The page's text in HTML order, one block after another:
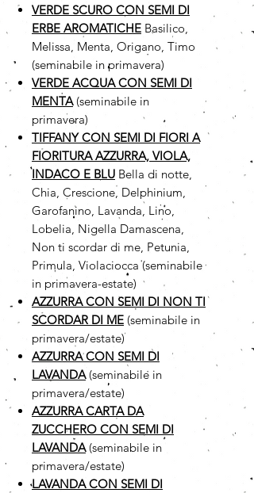
VERDE SCURO CON SEMI DI
ERBE AROMATICHE Basilico,
Melissa, Menta, Origano, Timo
(seminabile in primavera)
VERDE ACQUA CON SEMI DI
MENTA(seminabile in
primavera)
TIFFANY CON SEMI DI FIORI A
FIORITURA AZZURRA, VIOLA,
INDACO E BLU Bella di notte,
Chia, Crescione, Delphinium,
Garofanino, Lavanda, Lino,
Lobelia, Nigella Damascena,
Non ti scordar di me, Petunia,
Primula, Violaciocca (seminabile
in primavera-estate)
AZZURRA CON SEMI DI NON TI
SCORDAR DI ME (seminabile in
primavera/estate)
AZZURRA CON SEMI DI
LAVANDA(seminabile in
primavera/estate)
AZZURRA CARTA DA
ZUCCHERO CON SEMI DI
LAVANDA(seminabile in
primavera/estate)
LAVANDA CON SEMI DI